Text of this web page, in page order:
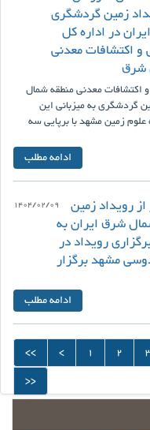
زمین گردشگری
در اداره کل
اکتشافات معدنی
شرق
اکتشافات معدنی منطقه شمال
گردشگری به میزبانی این
زمین مشهد با برپایی سه
ادامه مطلب
رویداد زمین
شرق ایران به
رویداد در
مشهد برگزار
ادامه مطلب
1404/02/09
<< < 1 2
>>